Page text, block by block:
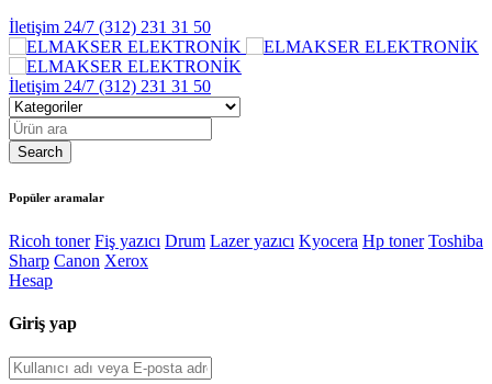
İletişim 24/7 (312) 231 31 50
İletişim 24/7 (312) 231 31 50
Popüler aramalar
Ricoh toner Fiş yazıcı Drum Lazer yazıcı Kyocera Hp toner Toshiba
Sharp Canon Xerox
Hesap
Giriş yap